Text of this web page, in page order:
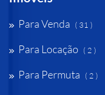
Para Venda ( 31 )
Para Locação ( 2 )
Para Permuta ( 2 )